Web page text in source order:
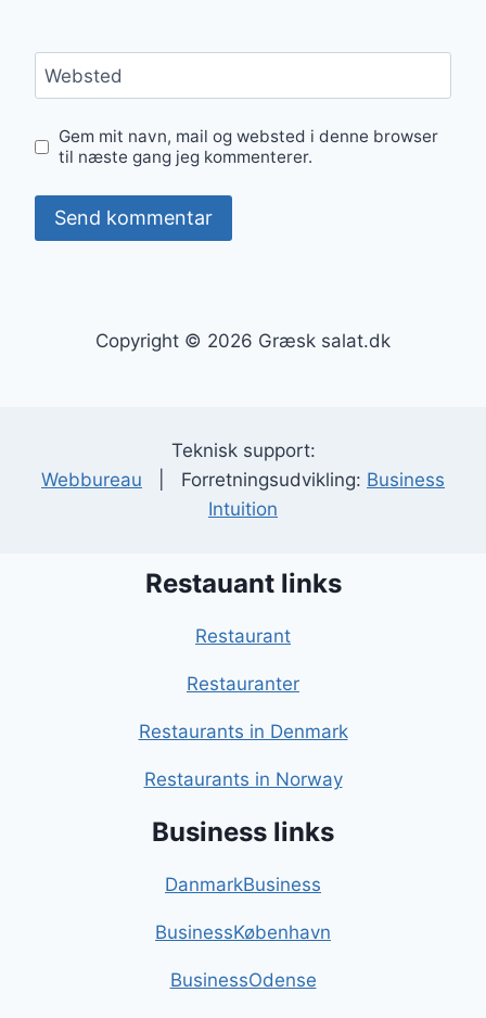
Websted
Gem mit navn, mail og websted i denne browser
til næste gang jeg kommenterer.
Copyright © 2026 Græsk salat.dk
Teknisk support:
Webbureau | Forretningsudvikling: Business
Intuition
Restauant links
Restaurant
Restauranter
Restaurants in Denmark
Restaurants in Norway
Business links
DanmarkBusiness
BusinessKøbenhavn
BusinessOdense